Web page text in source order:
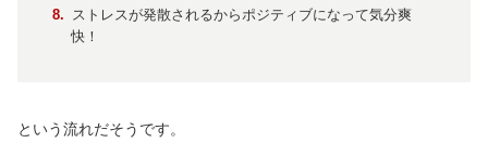
ストレスが発散されるからポジティブになって気分爽
快！
という流れだそうです。